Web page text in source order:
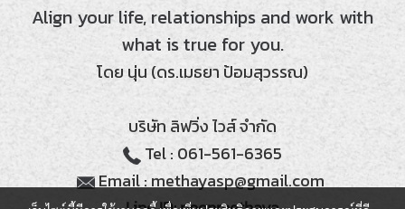
Align your life, relationships and work with
what is true for you.
โดย นุ่น (ดร.เมธยา ป้อมสุวรรณ)
บริษัท ลิฟวิ่ง ไวส์ จำกัด
Tel : 061-561-6365
Email : methayasp@gmail.com